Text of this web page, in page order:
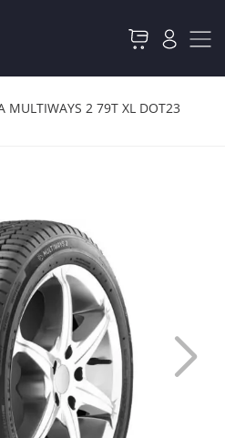
MULTIWAYS 2 79T XL DOT23